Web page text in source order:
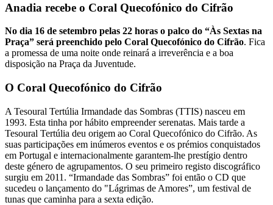
Anadia recebe o Coral Quecofónico do Cifrão
No dia 16 de setembro pelas 22 horas o palco do “Às Sextas na
Praça” será preenchido pelo Coral Quecofónico do Cifrão. Fica
a promessa de uma noite onde reinará a irreverência e a boa
disposição na Praça da Juventude.
O Coral Quecofónico do Cifrão
A Tesoural Tertúlia Irmandade das Sombras (TTIS) nasceu em
1993. Esta tinha por hábito empreender serenatas. Mais tarde a
Tesoural Tertúlia deu origem ao Coral Quecofónico do Cifrão. As
suas participações em inúmeros eventos e os prémios conquistados
em Portugal e internacionalmente garantem-lhe prestígio dentro
deste género de agrupamentos. O seu primeiro registo discográfico
surgiu em 2011. “Irmandade das Sombras” foi então o CD que
sucedeu o lançamento do "Lágrimas de Amores”, um festival de
tunas que caminha para a sexta edição.